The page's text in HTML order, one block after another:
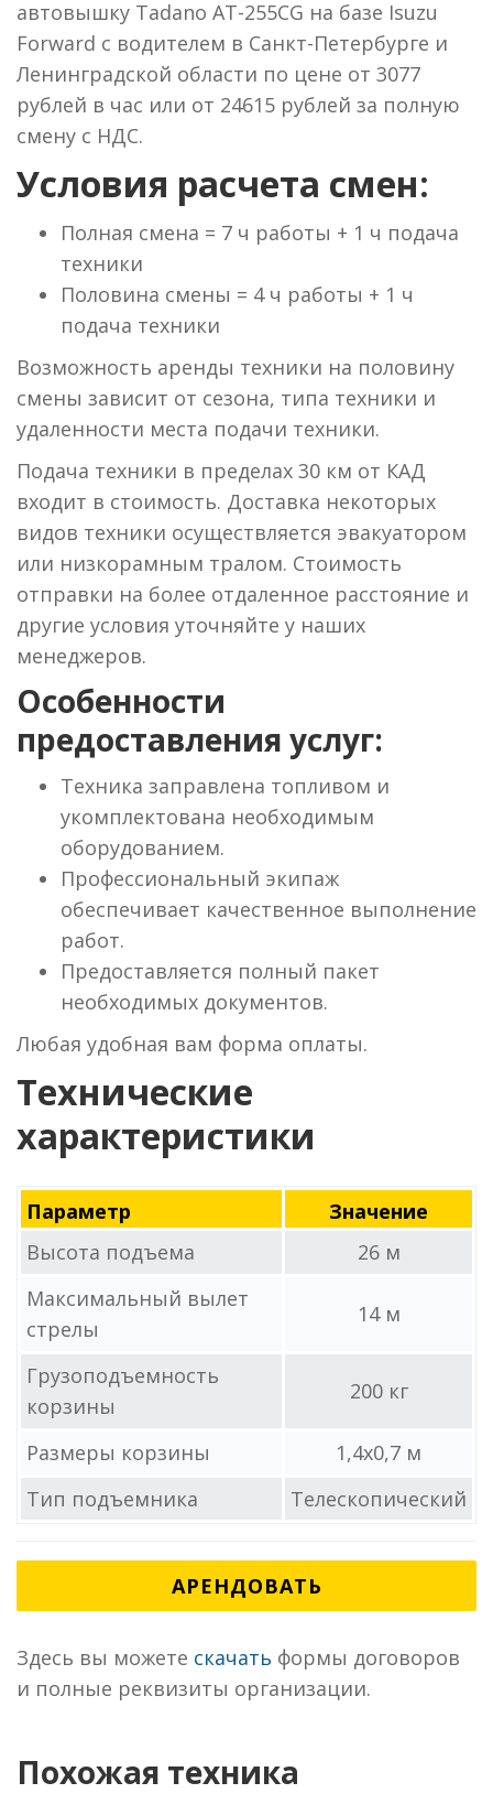
автовышку Tadano AT-255CG на базе Isuzu
Forward с водителем в Санкт-Петербурге и
Ленинградской области по цене от 3077
рублей в час или от 24615 рублей за полную
смену с НДС.
Условия расчета смен:
Полная смена = 7 ч работы + 1 ч подача
техники
Половина смены = 4 ч работы + 1 ч
подача техники
Возможность аренды техники на половину
смены зависит от сезона, типа техники и
удаленности места подачи техники.
Подача техники в пределах 30 км от КАД
входит в стоимость. Доставка некоторых
видов техники осуществляется эвакуатором
или низкорамным тралом. Стоимость
отправки на более отдаленное расстояние и
другие условия уточняйте у наших
менеджеров.
Особенности
предоставления услуг:
Техника заправлена топливом и
укомплектована необходимым
оборудованием.
Профессиональный экипаж
обеспечивает качественное выполнение
работ.
Предоставляется полный пакет
необходимых документов.
Любая удобная вам форма оплаты.
Технические
характеристики
Параметр
Значение
Высота подъема
26 м
Максимальный вылет
стрелы
14 м
Грузоподъемность
корзины
200 кг
Размеры корзины
1,4x0,7 м
Тип подъемника
Телескопический
АРЕНДОВАТЬ
Здесь вы можете скачать формы договоров
и полные реквизиты организации.
Похожая техника